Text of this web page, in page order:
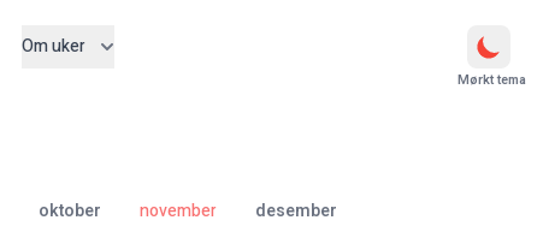
Om uker
Mørkt tema
oktober november desember